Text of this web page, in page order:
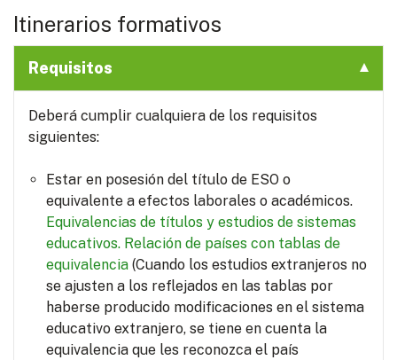
Itinerarios formativos
Requisitos
Deberá cumplir cualquiera de los requisitos
siguientes:
Estar en posesión del título de ESO o
equivalente a efectos laborales o académicos.
Equivalencias de títulos y estudios de sistemas
educativos. Relación de países con tablas de
equivalencia (Cuando los estudios extranjeros no
se ajusten a los reflejados en las tablas por
haberse producido modificaciones en el sistema
educativo extranjero, se tiene en cuenta la
equivalencia que les reconozca el país